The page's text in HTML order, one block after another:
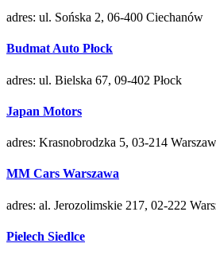
adres: ul. Sońska 2, 06-400 Ciechanów
Budmat Auto Płock
adres: ul. Bielska 67, 09-402 Płock
Japan Motors
adres: Krasnobrodzka 5, 03-214
MM Cars Warszawa
adres: al. Jerozolimskie 217, 02-222
Pielech Siedlce